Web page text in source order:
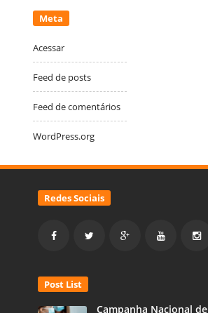
Meta
Acessar
Feed de posts
Feed de comentários
WordPress.org
Redes Sociais
Post List
Campanha Nacional de